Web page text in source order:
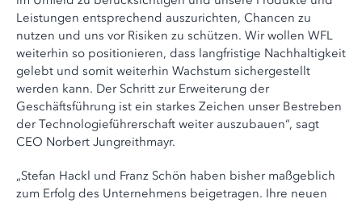
Leistungen entsprechend auszurichten, Chancen zu
nutzen und uns vor Risiken zu schützen. Wir wollen WFL
weiterhin so positionieren, dass langfristige Nachhaltigkeit
gelebt und somit weiterhin Wachstum sichergestellt
werden kann. Der Schritt zur Erweiterung der
Geschäftsführung ist ein starkes Zeichen unser Bestreben
der Technologieführerschaft weiter auszubauen“, sagt
CEO Norbert Jungreithmayr.
„Stefan Hackl und Franz Schön haben bisher maßgeblich
zum Erfolg des Unternehmens beigetragen. Ihre neuen